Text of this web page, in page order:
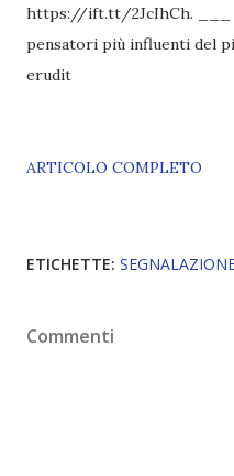
https://ift.tt/2JcIhCh. ___
pensatori più influenti del
erudit
ARTICOLO COMPLETO
ETICHETTE:
Commenti